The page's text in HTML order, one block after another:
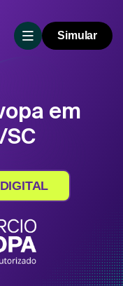
Simular
em